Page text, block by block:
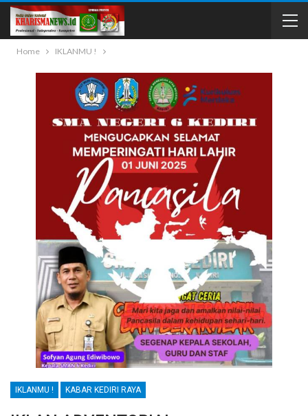
Home IKLANMU !
IKLANMU ! KABAR KEDIRI RAYA